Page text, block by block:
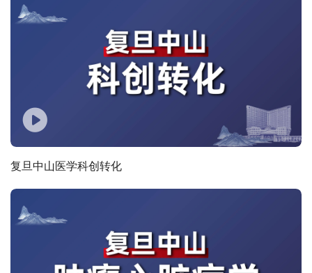
复旦中山医学科创转化